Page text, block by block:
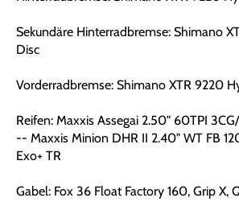
Sekundäre Hinterradbremse: Shimano
Disc
Vorderradbremse: Shimano XTR 9220
Reifen: Maxxis Assegai 2.50" 60TPI
-- Maxxis Minion DHR II 2.40" WT FB
Exo+ TR
Gabel: Fox 36 Float Factory 160, Grip X,